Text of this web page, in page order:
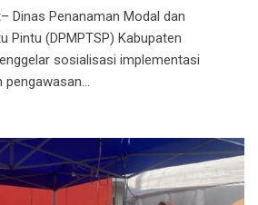
Dinas Penanaman Modal dan
Pintu (DPMPTSP) Kabupaten
sosialisasi implementasi
pengawasan…